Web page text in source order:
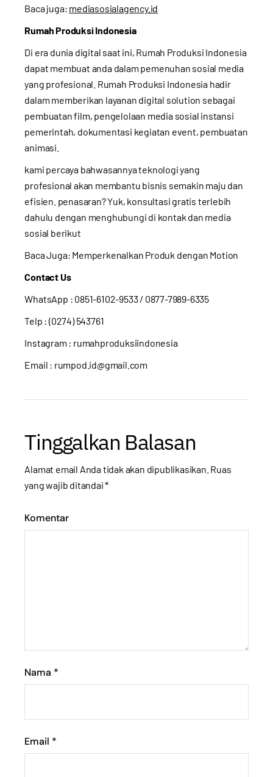
Baca juga: mediasosialagency.id
Rumah Produksi Indonesia
Di era dunia digital saat ini, Rumah Produksi Indonesia
dapat membuat anda dalam pemenuhan sosial media
yang profesional. Rumah Produksi Indonesia hadir
dalam memberikan layanan digital solution sebagai
pembuatan film, pengelolaan media sosial instansi
pemerintah, dokumentasi kegiatan event, pembuatan
animasi.
kami percaya bahwasannya teknologi yang
profesional akan membantu bisnis semakin maju dan
efisien. penasaran? Yuk, konsultasi gratis terlebih
dahulu dengan menghubungi di kontak dan media
sosial berikut
Baca Juga: Memperkenalkan Produk dengan Motion
Contact Us
WhatsApp : 0851-6102-9533/ 0877-7989-6335
Telp : (0274) 543761
Instagram : rumahproduksiindonesia
Email : rumpod.id@gmail.com
Tinggalkan Balasan
Alamat email Anda tidak akan dipublikasikan. Ruas
yang wajib ditandai*
Komentar
Nama *
Email *